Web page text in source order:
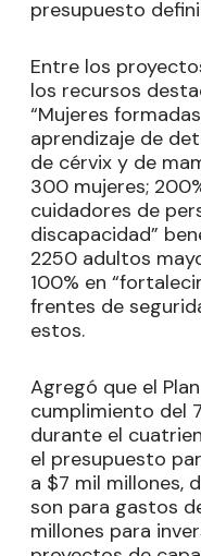
presupuesto
Entre los
los recursos
“Mujeres
aprendizaje de
de cérvix y de
300 mujeres;
cuidadores de
discapacidad”
2250 adultos
100% en
frentes de
estos.
Agregó que el
cumplimiento del
durante el
el presupuesto
a $7 mil millones,
son para gastos
millones para